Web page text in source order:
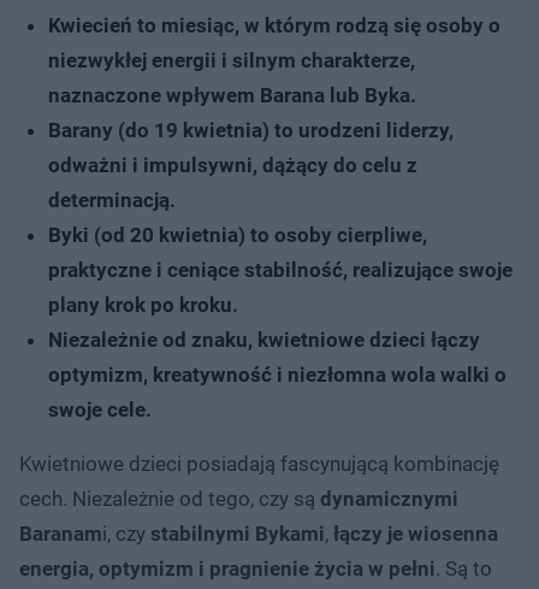
Kwiecień to miesiąc, w którym rodzą się osoby o
niezwykłej energii i silnym charakterze,
naznaczone wpływem Barana lub Byka.
Barany (do 19 kwietnia) to urodzeni liderzy,
odważni i impulsywni, dążący do celu z
determinacją.
Byki (od 20 kwietnia) to osoby cierpliwe,
praktyczne i ceniące stabilność, realizujące swoje
plany krok po kroku.
Niezależnie od znaku, kwietniowe dzieci łączy
optymizm, kreatywność i niezłomna wola walki o
swoje cele.
Kwietniowe dzieci posiadają fascynującą kombinację
cech. Niezależnie od tego, czy są dynamicznymi
Baranami, czy stabilnymi Bykami, łączy je wiosenna
energia, optymizm i pragnienie życia w pełni. Są to